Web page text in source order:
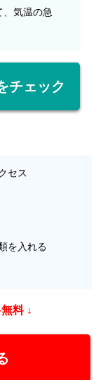
気温の急
チェック
セス
を入れる
料 ↓